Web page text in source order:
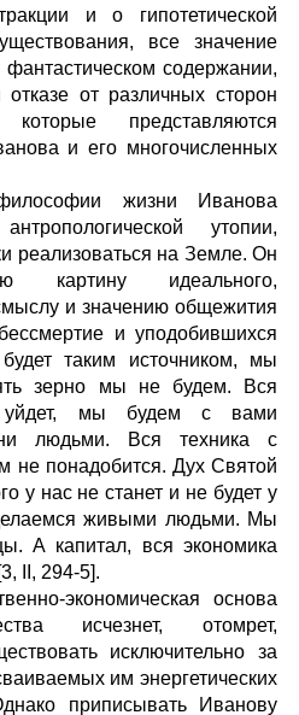
и о гипотетической
все значение
содержании,
от различных сторон
представляются
и его многочисленных
жизни Иванова
утопии,
реализоваться на Земле. Он
картину идеального,
и значению общежития
и уподобившихся
таким источником, мы
зерно мы не будем. Вся
уйдет, мы будем с вами
людьми. Вся техника с
не понадобится. Дух Святой
у нас не станет и не будет у
живыми людьми. Мы
А капитал, вся экономика
II, 294-5].
экономическая основа
исчезнет, отомрет,
исключительно за
им энергетических
приписывать Иванову